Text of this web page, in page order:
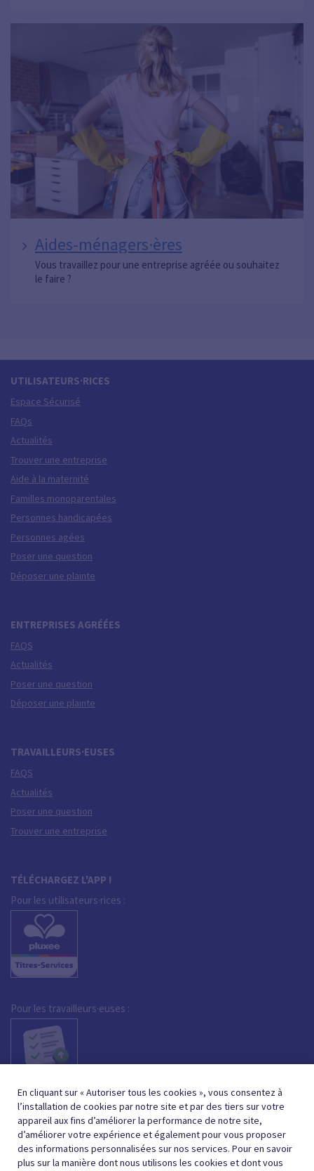
Aides-ménagers·ères
Vous travaillez pour une entreprise agréée ou souhaitez
le faire ?
UTILISATEURS·RICES
Espace Sécurisé
FAQs
Actualités
Trouver une entreprise
Aide à la maternité
Familles monoparentales
Personnes handicapées
Personnes agées
Poser une question
Déposer une plainte
ENTREPRISES AGRÉÉES
FAQS
Actualités
Poser une question
Déposer une plainte
TRAVAILLEURS·EUSES
FAQS
Actualités
Poser une question
Trouver une entreprise
TÉLÉCHARGEZ L'APP !
Pour les utilisateurs·rices :
Pour les travailleurs·euses :
En cliquant sur « Autoriser tous les cookies », vous consentez à
l’installation de cookies par notre site et par des tiers sur votre
appareil aux fins d’améliorer la performance de notre site,
d’améliorer votre expérience et également pour vous proposer
des informations personnalisées sur nos services. Pour en savoir
plus sur la manière dont nous utilisons les cookies et dont vous